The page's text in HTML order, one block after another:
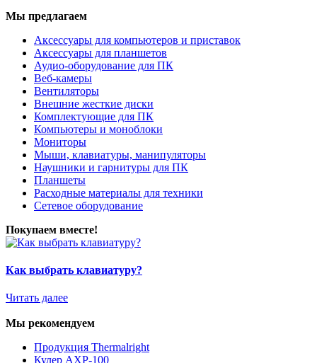
Мы предлагаем
Аксессуары для компьютеров и приставок
Аксессуары для планшетов
Аудио-оборудование для ПК
Веб-камеры
Вентиляторы
Внешние жесткие диски
Комплектующие для ПК
Компьютеры и моноблоки
Мониторы
Мыши, клавиатуры, манипуляторы
Наушники и гарнитуры для ПК
Планшеты
Расходные материалы для техники
Сетевое оборудование
Покупаем вместе!
Как выбрать клавиатуру?
Читать далее
Мы рекомендуем
Продукция Thermalright
Кулер AXP-100